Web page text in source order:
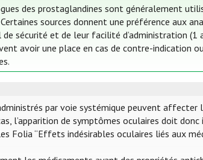
des prostaglandines sont généralement
sources donnent une préférence aux
sécurité et de leur facilité d’administration (1
avoir une place en cas de contre-indication
par voie systémique peuvent
l’apparition de symptômes oculaires doit
Folia “Effets indésirables oculaires liés aux